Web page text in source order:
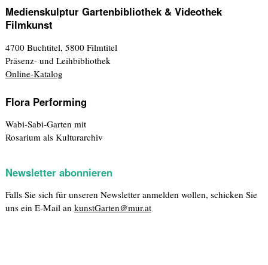
Medienskulptur Gartenbibliothek & Videothek
Filmkunst
4700 Buchtitel, 5800 Filmtitel
Präsenz- und Leihbibliothek
Online-Katalog
Flora Performing
Wabi-Sabi-Garten mit
Rosarium als Kulturarchiv
Newsletter abonnieren
Falls Sie sich für unseren Newsletter anmelden wollen, schicken Sie
uns ein E-Mail an kunstGarten@mur.at